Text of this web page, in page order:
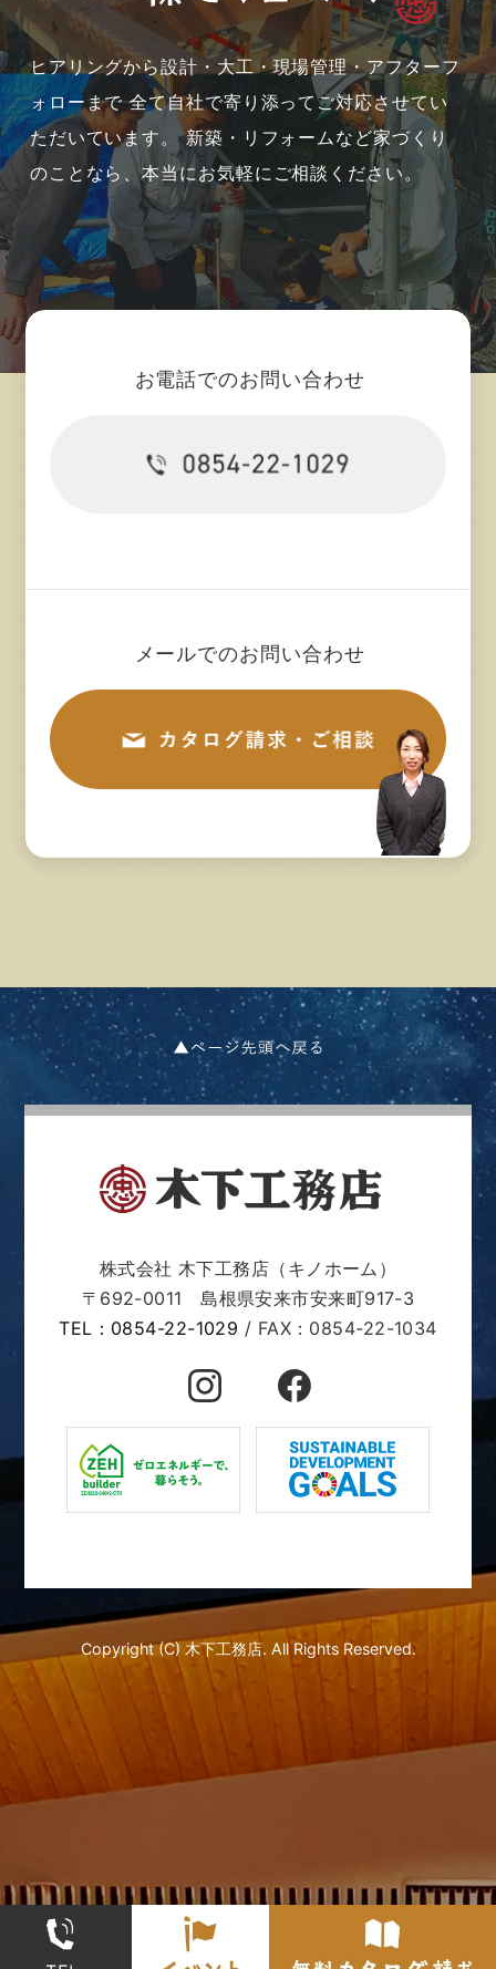
2024年09月 (1)
2024年08月 (3)
2024年07月 (5)
2024年06月 (14)
2024年04月 (10)
2024年03月 (10)
2023年12月 (3)
2023年11月 (11)
2023年10月 (11)
2023年06月 (14)
2023年05月 (7)
2023年04月 (7)
2022年07月 (4)
2022年03月 (21)
2022年02月 (21)
2021年12月 (21)
2021年11月 (22)
2021年10月 (19)
2021年08月 (19)
2021年07月 (22)
ヒアリングから設計・大工・現場管理・アフターフ
ォローまで全て自社で寄り添ってご対応させてい
ただいています。新築・リフォームなど家づくり
のことなら、本当にお気軽にご相談ください。
お電話でのお問い合わせ
メールでのお問い合わせ
株式会社 木下工務店（キノホーム）
〒692-0011 島根県安来市安来町917-3
TEL：0854-22-1029 / FAX：0854-22-1034
Copyright (C) 木下工務店. All Rights Reserved.